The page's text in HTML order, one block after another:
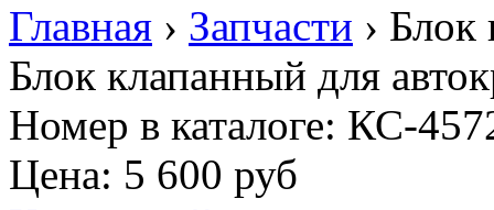
Главная › Запчасти › Блок
Блок клапанный для
Номер в каталоге: КС-
Цена: 5 600 руб